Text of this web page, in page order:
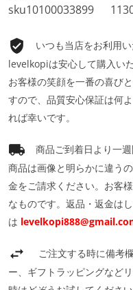
sku10100033899
いつも当店をお利用
levelkopiは安心して購入い
お客様の笑顔を一番の喜び
すので、品質安心保証は何
れば幸いです。
商品ご到着日より一
商品は画像と明らかに違う
金をご請求ください。お客
なものです。返品・返金は
は
ご注文する時に備考
ー、ギフトラッピングなど